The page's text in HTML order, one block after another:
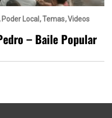
Poder Local Temas Videos
– Baile Popular